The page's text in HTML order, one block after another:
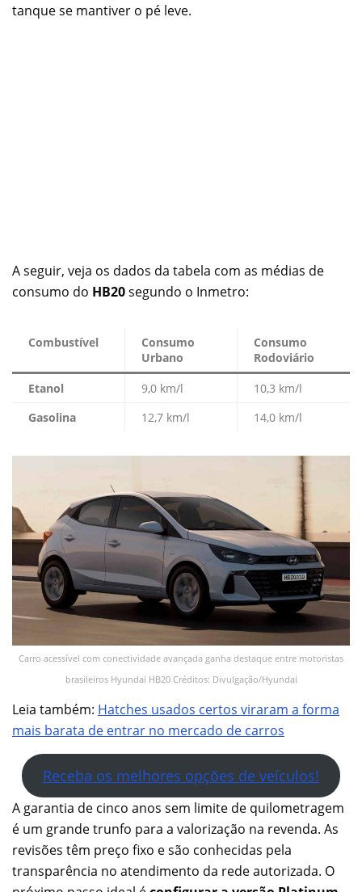
tanque se mantiver o pé leve.
A seguir, veja os dados da tabela com as médias de
consumo do HB20segundo o Inmetro:
Combustível
Consumo
Urbano
Consumo
Rodoviário
Etanol
9,0 km/l
10,3 km/l
Gasolina
12,7 km/l 14,0 km/l
Carro acessível com conectividade avançada ganha destaque entre motoristas
brasileiros Hyundai HB20 Créditos: Divulgação/Hyundai
Leia também: Hatches usados certos viraram a forma
mais barata de entrar no mercado de carros
Receba os melhores opções de veículos!
A garantia de cinco anos sem limite de quilometragem
é um grande trunfo para a valorização na revenda. As
revisões têm preço fixo e são conhecidas pela
transparência no atendimento da rede autorizada. O